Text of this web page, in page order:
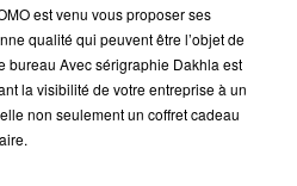
est venu vous proposer ses
qualité qui peuvent être l’objet de
bureau Avec sérigraphie Dakhla est
la visibilité de votre entreprise à un
non seulement un coffret cadeau